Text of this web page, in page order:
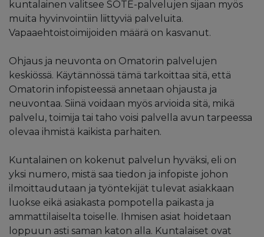
kuntalainen valitsee SOTE-palvelujen sijaan myös
muita hyvinvointiin liittyviä palveluita.
Vapaaehtoistoimijoiden määrä on kasvanut.
Ohjaus ja neuvonta on Omatorin palvelujen
keskiössä. Käytännössä tämä tarkoittaa sitä, että
Omatorin infopisteessä annetaan ohjausta ja
neuvontaa. Siinä voidaan myös arvioida sitä, mikä
palvelu, toimija tai taho voisi palvella avun tarpeessa
olevaa ihmistä kaikista parhaiten.
Kuntalainen on kokenut palvelun hyväksi, eli on
yksi numero, mistä saa tiedon ja infopiste johon
ilmoittaudutaan ja työntekijät tulevat asiakkaan
luokse eikä asiakasta pompotella paikasta ja
ammattilaiselta toiselle. Ihmisen asiat hoidetaan
loppuun asti saman katon alla. Kuntalaiset ovat